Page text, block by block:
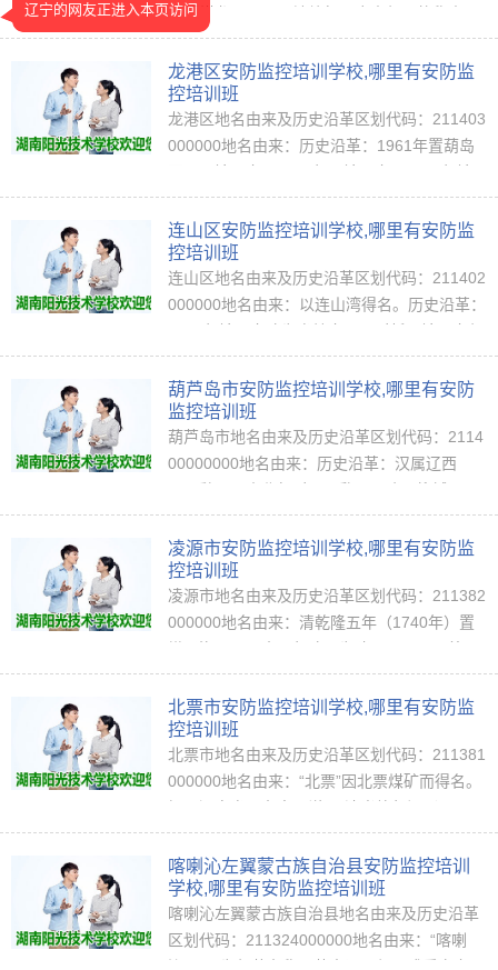
到采煤龙票，又因地处朝阳府南部，故称南三
票，简称南票。历史沿革：1983年析锦西县南
票镇和沙锅屯乡合置南票区，属锦州市。1989
年…
龙港区安防监控培训学校,哪里有安防监
控培训班
龙港区地名由来及历史沿革区划代码：211403
000000地名由来：历史沿革：1961年置葫岛
西市改名葫芦岛市，同时区名更名为龙港。****
**1994年9月20日批准葫芦岛区更名为龙港
区。村…
连山区安防监控培训学校,哪里有安防监
控培训班
连山区地名由来及历史沿革区划代码：211402
000000地名由来：以连山湾得名。历史沿革：
分地置连山区。1994年属葫芦岛市。村级以上
行政区划一览连山街道欣蕗园社区华怡园社
区…
葫芦岛市安防监控培训学校,哪里有安防
监控培训班
葫芦岛市地名由来及历史沿革区划代码：2114
00000000地名由来：历史沿革：汉属辽西
唐属营州。辽属中京道。金属北京路。元属大
宁路。明分属广宁卫、宁远卫。清分属远州、
锦州…
凌源市安防监控培训学校,哪里有安防监
控培训班
凌源市地名由来及历史沿革区划代码：211382
000000地名由来：清乾隆五年（1740年）置
府。1914年因与江西省建昌府同名，改称凌源
县，以依大凌河发源地得名，属热河特别区。
民国…
北票市安防监控培训学校,哪里有安防监
控培训班
北票市地名由来及历史沿革区划代码：211381
000000地名由来：“北票”因北票煤矿而得名。
—1908年），有人发现了小扎兰营子、兴隆
沟、木多土鄂赖（北票工农村）和大梁岗子
（…
喀喇沁左翼蒙古族自治县安防监控培训
学校,哪里有安防监控培训班
喀喇沁左翼蒙古族自治县地名由来及历史沿革
区划代码：211324000000地名由来：“喀喇
辽宁的网友正进入本页访问